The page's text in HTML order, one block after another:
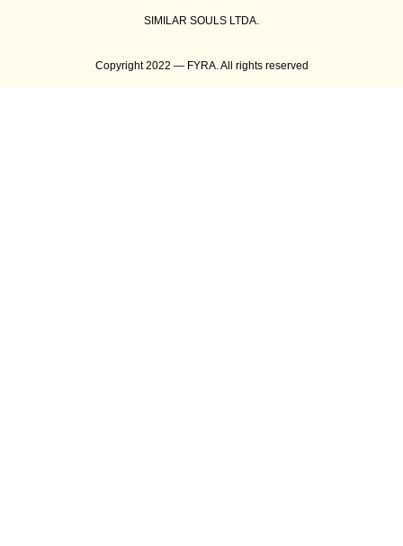
SIMILAR SOULS LTDA.
Copyright 2022 — FYRA. All rights reserved